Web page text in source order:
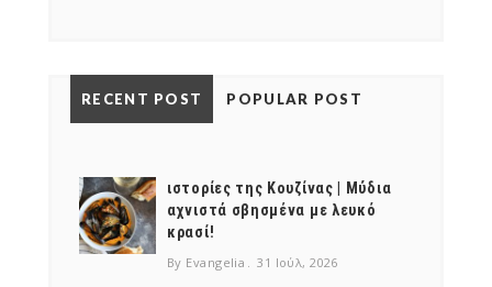
RECENT POST POPULAR POST
ιστορίες της Κουζίνας | Μύδια
αχνιστά σβησμένα με λευκό
κρασί!
By Evangelia 31 Ιούλ, 2026